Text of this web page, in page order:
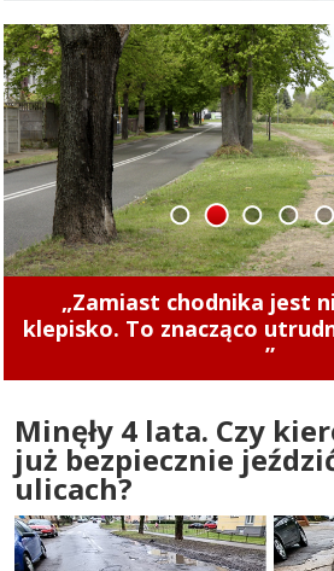
Concordia u siebie z Naki
rower!
1 2 3 4 5
Minęły 4 lata. Czy
już bezpiecznie
ulicach?